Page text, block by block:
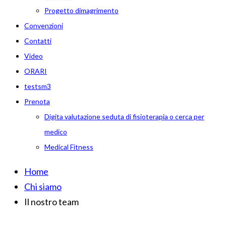
Progetto dimagrimento
Convenzioni
Contatti
Video
ORARI
testsm3
Prenota
Digita valutazione seduta di fisioterapia o cerca per
medico
Medical Fitness
Home
Chi siamo
Il nostro team